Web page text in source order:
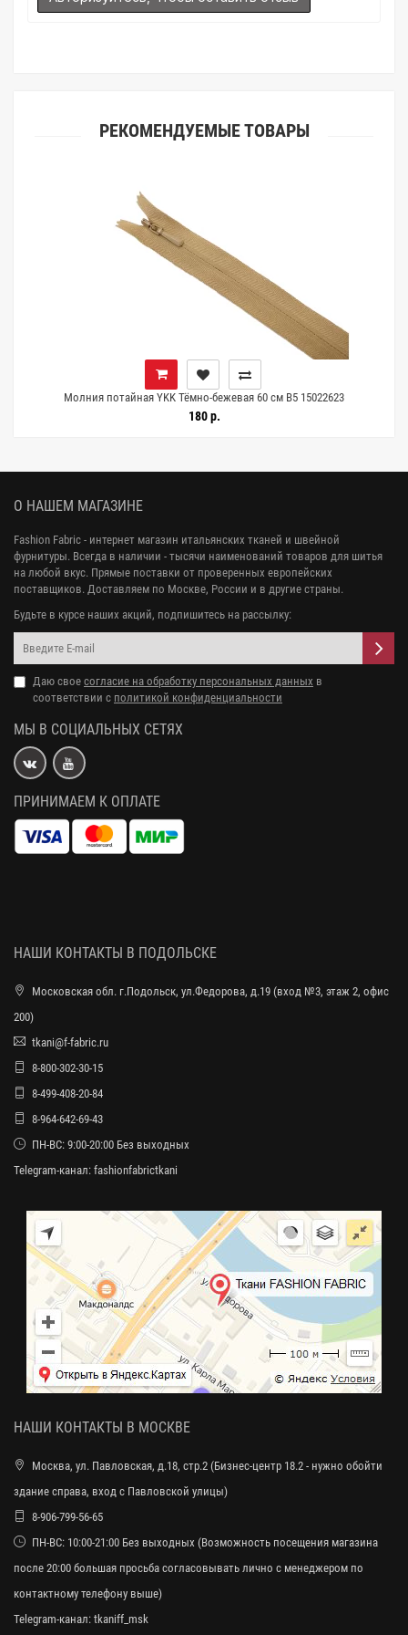
(ателье), то данная услуга поможет Вам улучшить работу с
РЕКОМЕНДУЕМЫЕ ТОВАРЫ
Молния потайная YKK Тёмно-бежевая 60 см B5 15022623
180 р.
О НАШЕМ МАГАЗИНЕ
Fashion Fabric - интернет магазин итальянских тканей и швейной
фурнитуры. Всегда в наличии - тысячи наименований товаров для шитья
на любой вкус. Прямые поставки от проверенных европейских
поставщиков. Доставляем по Москве, России и в другие страны.
Будьте в курсе наших акций, подпишитесь на рассылку:
Даю свое согласие на обработку персональных данных в
соответствии с политикой конфиденциальности
МЫ В СОЦИАЛЬНЫХ СЕТЯХ
ПРИНИМАЕМ К ОПЛАТЕ
НАШИ КОНТАКТЫ В ПОДОЛЬСКЕ
Московская обл. г.Подольск, ул.Федорова, д.19 (вход №3, этаж 2, офис
200)
tkani@f-fabric.ru
8-800-302-30-15
8-499-408-20-84
8-964-642-69-43
ПН-ВС: 9:00-20:00 Без выходных
Telegram-канал: fashionfabrictkani
НАШИ КОНТАКТЫ В МОСКВЕ
Москва, ул. Павловская, д.18, стр.2 (Бизнес-центр 18.2 - нужно обойти
здание справа, вход с Павловской улицы)
8-906-799-56-65
ПН-ВС: 10:00-21:00 Без выходных (Возможность посещения магазина
после 20:00 большая просьба согласовывать лично с менеджером по
контактному телефону выше)
Telegram-канал: tkaniff_msk